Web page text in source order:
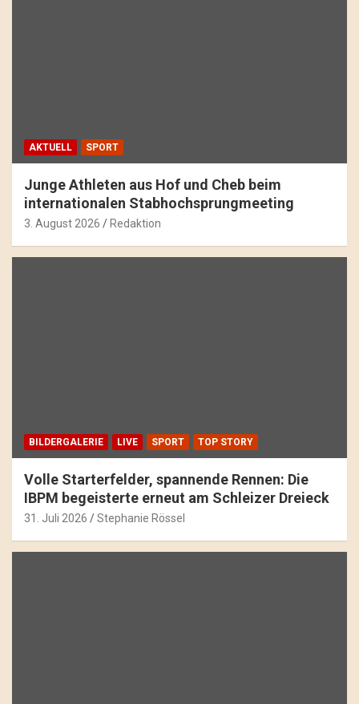
AKTUELL SPORT
Junge Athleten aus Hof und Cheb beim
internationalen Stabhochsprungmeeting
3. August 2026 Redaktion
BILDERGALERIE LIVE SPORT TOP STORY
Volle Starterfelder, spannende Rennen: Die
IBPM begeisterte erneut am Schleizer Dreieck
31. Juli 2026 Stephanie Rössel